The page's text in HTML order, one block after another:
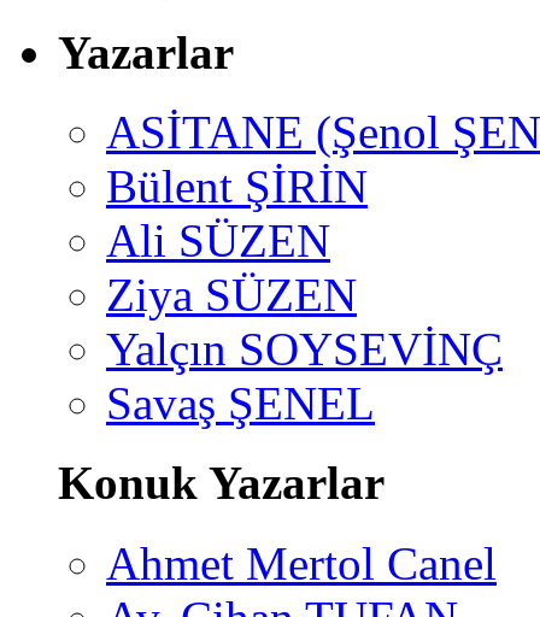
Yazarlar
ASİTANE (Şenol
Bülent ŞİRİN
Ali SÜZEN
Ziya SÜZEN
Yalçın SOYSEVİNÇ
Savaş ŞENEL
Konuk Yazarlar
Ahmet Mertol Canel